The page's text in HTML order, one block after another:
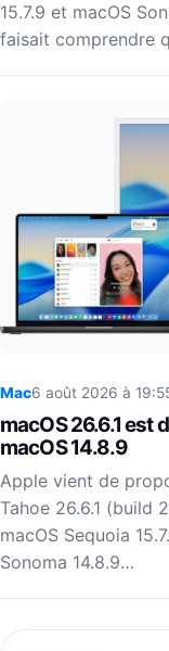
15.7.9 et macOS
faisait comprendre
Mac6 août 2026 à
macOS 26.6.1 est
macOS 14.8.9
Apple vient de
Tahoe 26.6.1 (build
macOS Sequoia
Sonoma 14.8.9…